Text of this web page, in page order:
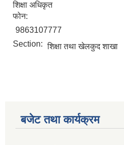
शिक्षा अधिकृत
फोन:
9863107777
Section: शिक्षा तथा खेलकुद शाखा
बजेट तथा कार्यक्रम